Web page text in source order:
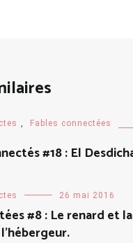
Fables connectées
#18 : El
26 mai 2016
#8 : Le renard et